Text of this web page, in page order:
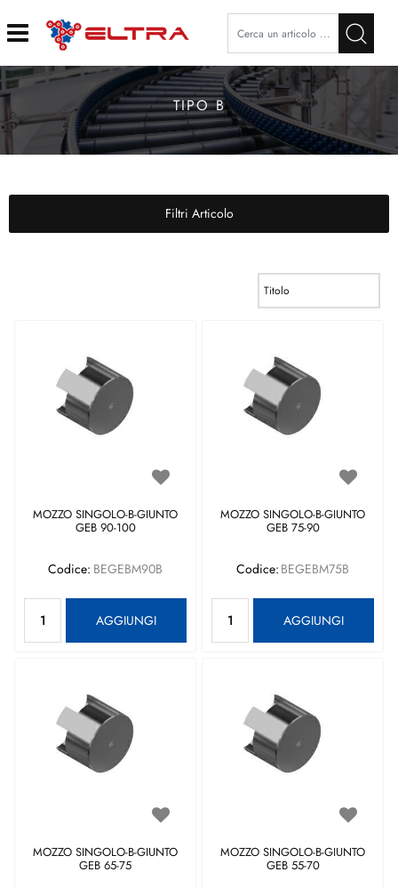
Open
TIPO B
Filtri Articolo
MOZZO SINGOLO-B-GIUNTO
GEB 90-100
Codice: BEGEBM90B
AGGIUNGI
MOZZO SINGOLO-B-GIUNTO
GEB 75-90
Codice: BEGEBM75B
AGGIUNGI
MOZZO SINGOLO-B-GIUNTO
GEB 65-75
MOZZO SINGOLO-B-GIUNTO
GEB 55-70